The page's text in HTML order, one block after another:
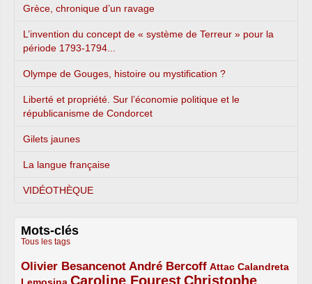
Grèce, chronique d’un ravage
L’invention du concept de « système de Terreur » pour la
période 1793-1794...
Olympe de Gouges, histoire ou mystification ?
Liberté et propriété. Sur l’économie politique et le
républicanisme de Condorcet
Gilets jaunes
La langue française
VIDÉOTHÈQUE
Mots-clés
Tous les tags
Olivier Besancenot
3/5 André Bercoff
3/5 Attac
2/5
Calandreta
2/5 Caroline Fourest
4/5 Christophe